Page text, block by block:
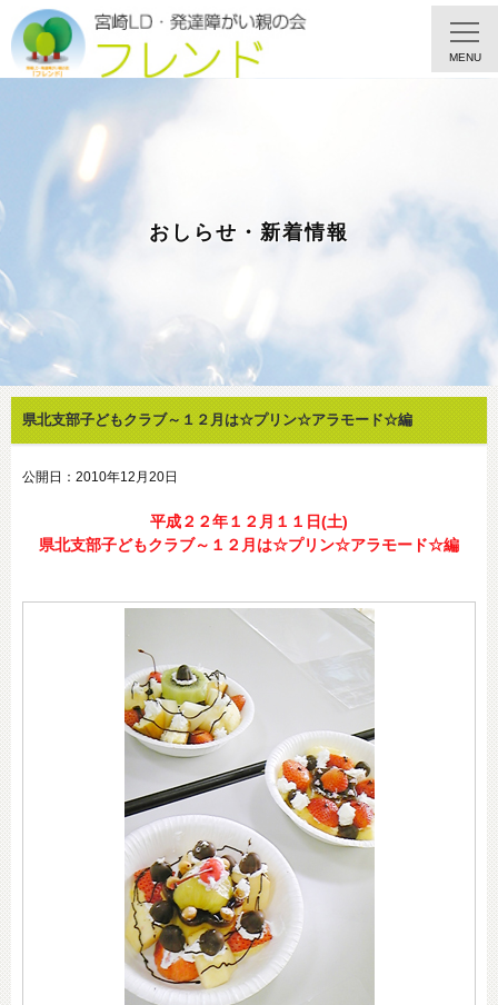
おしらせ・新着情報
県北支部子どもクラブ～１２月は☆プリン☆アラモード☆編
公開日：2010年12月20日
平成２２年１２月１１日(土)
県北支部子どもクラブ～１２月は☆プリン☆アラモード☆編
MENU